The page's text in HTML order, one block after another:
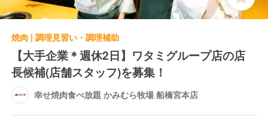
焼肉 | 調理見習い・調理補助
【大手企業＊週休2日】ワタミグループ店の店
長候補(店舗スタッフ)を募集！
幸せ焼肉食べ放題 かみむら牧場 船橋宮本店